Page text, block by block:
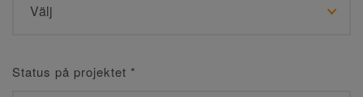
Status på projektet *